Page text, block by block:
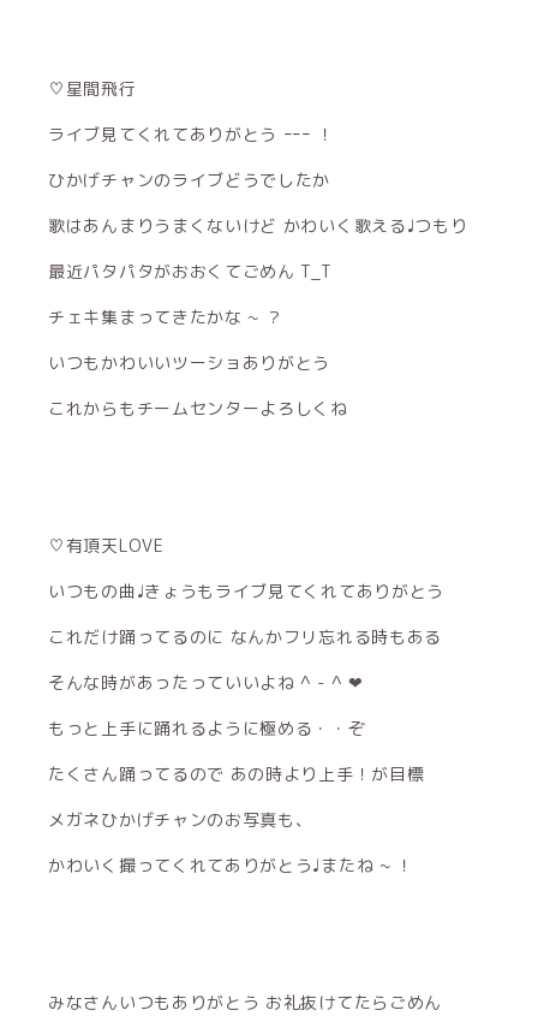
♡星間飛行
ライブ見てくれてありがとう ｰｰｰ ！
ひかげチャンのライブどうでしたか
歌はあんまりうまくないけど かわいく歌える♩つもり
最近パタパタがおおくてごめん T_T
チェキ集まってきたかな ~ ？
いつもかわいいツーショありがとう
これからもチームセンターよろしくね
♡有頂天LOVE
いつもの曲♩きょうもライブ見てくれてありがとう
これだけ踊ってるのに なんかフリ忘れる時もある
そんな時があったっていいよね ^ - ^ ❤︎
もっと上手に踊れるように極める・・ぞ
たくさん踊ってるので あの時より上手！が目標
メガネひかげチャンのお写真も、
かわいく撮ってくれてありがとう♩またね ~ ！
みなさんいつもありがとう お礼抜けてたらごめん